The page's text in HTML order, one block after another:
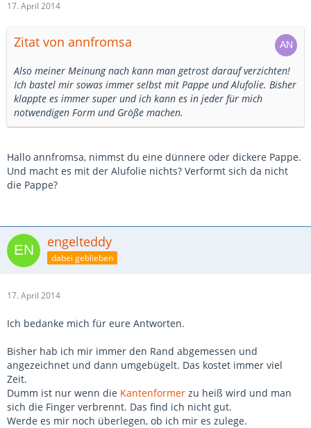
17. April 2014
Zitat von annfromsa
Also meiner Meinung nach kann man getrost darauf verzichten!
Ich bastel mir sowas immer selbst mit Pappe und Alufolie. Bisher
klappte es immer super und ich kann es in jeder für mich
notwendigen Form und Größe machen.
Hallo annfromsa, nimmst du eine dünnere oder dickere Pappe.
Und macht es mit der Alufolie nichts? Verformt sich da nicht
die Pappe?
engelteddy
dabei geblieben
17. April 2014
Ich bedanke mich für eure Antworten.
Bisher hab ich mir immer den Rand abgemessen und
angezeichnet und dann umgebügelt. Das kostet immer viel
Zeit.
Dumm ist nur wenn die Kantenformer zu heiß wird und man
sich die Finger verbrennt. Das find ich nicht gut.
Werde es mir noch überlegen, ob ich mir es zulege.